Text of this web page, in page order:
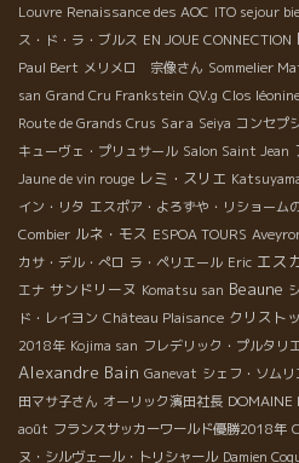
Louvre Renaissance des AOC ITO sejour
ス・ド・ラ・ブルス EN JOUE CONNECTION
Paul Bert メリメロ 宗像さん Sommelier
san Grand Cru Frankstein QV.g Clos
Route de Grands Crus Sara Seiya コンセプ
キューヴェ・プリュサール Salon Saint Jean
Jaune de vin rouge レミ・スリエ
イン・リタ エスポア・よろずや・リショーム
Combier ルネ・モス ESPOA TOURS
カサ・デル・ぺロ ラ・ペリエール Eric エス
エナ サンドリーヌ Komatsu san Beaune
ド・レイヨン Château Plaisance クリスト
2018年 Kojima san フレデリック・プルタリ
Alexandre Bain Ganevat シェフ・ソム
田マサ子さん オーリック濱田社長 DOMAINE
août フランスサッカーワールド優勝2018年
ヌ・シルヴェール・トリシャール Damien